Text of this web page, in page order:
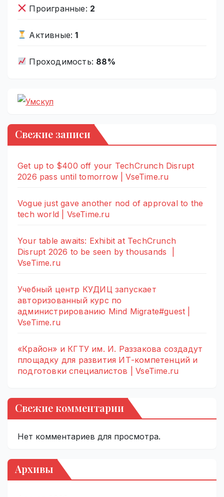
Проигранные: 2
Активные:1
Проходимость: 88%
Свежие записи
Get up to $400 off your TechCrunch Disrupt
2026 pass until tomorrow | VseTime.ru
Vogue just gave another nod of approval to the
tech world | VseTime.ru
Your table awaits: Exhibit at TechCrunch
Disrupt 2026 to be seen by thousands |
VseTime.ru
Учебный центр КУДИЦ запускает
авторизованный курс по
администрированию Mind Migrate#guest |
VseTime.ru
«Крайон» и КГТУ им. И. Раззакова создадут
площадку для развития ИТ-компетенций и
подготовки специалистов | VseTime.ru
Свежие комментарии
Нет комментариев для просмотра.
Архивы